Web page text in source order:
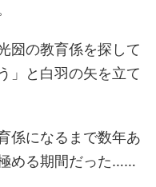
圀の教育係を探して
」と白羽の矢を立て
係になるまで数年あ
める期間だった……